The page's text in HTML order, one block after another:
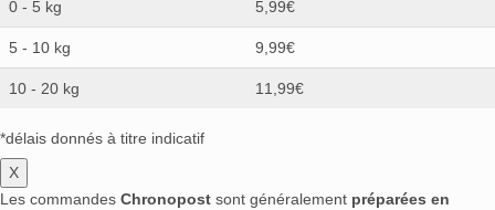
0 - 5 kg 5,99€
5 - 10 kg 9,99€
10 - 20 kg 11,99€
*délais donnés à titre indicatif
X
Les commandes Chronopost sont généralement préparées en